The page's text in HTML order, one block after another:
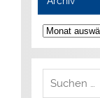
Archiv